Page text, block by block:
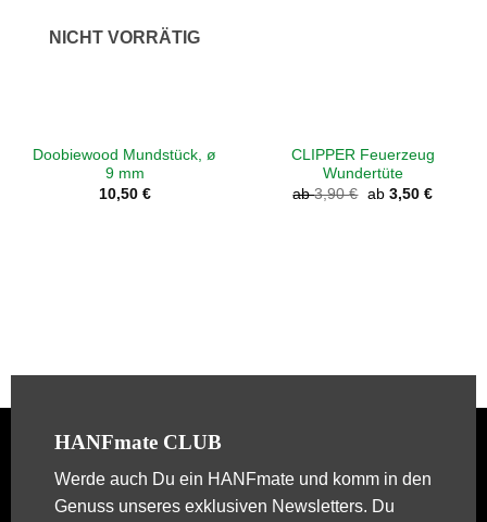
NICHT VORRÄTIG
Doobiewood Mundstück, ø
9 mm
10,50 €
CLIPPER Feuerzeug
Wundertüte
ab3,90€ ab 3,50 €
HANFmate CLUB
Werde auch Du ein HANFmateund komm in den
Genuss unseres exklusiven Newsletters. Du